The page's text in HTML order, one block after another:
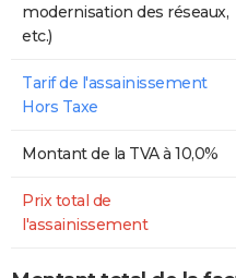
modernisation des réseaux,
etc.)
Tarif de l'assainissement
Hors Taxe
Montant de la TVA à 10,0%
Prix total de
l'assainissement